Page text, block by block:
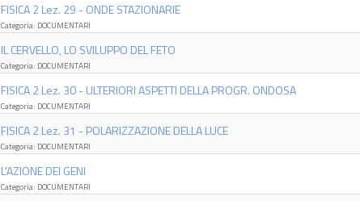
FISICA 2 Lez. 29 - ONDE STAZIONARIE
Categoria: DOCUMENTARI
IL CERVELLO, LO SVILUPPO DEL FETO
Categoria: DOCUMENTARI
FISICA 2 Lez. 30 - ULTERIORI ASPETTI DELLA PROGR. ONDOSA
Categoria: DOCUMENTARI
FISICA 2 Lez. 31 - POLARIZZAZIONE DELLA LUCE
Categoria: DOCUMENTARI
L'AZIONE DEI GENI
Categoria: DOCUMENTARI